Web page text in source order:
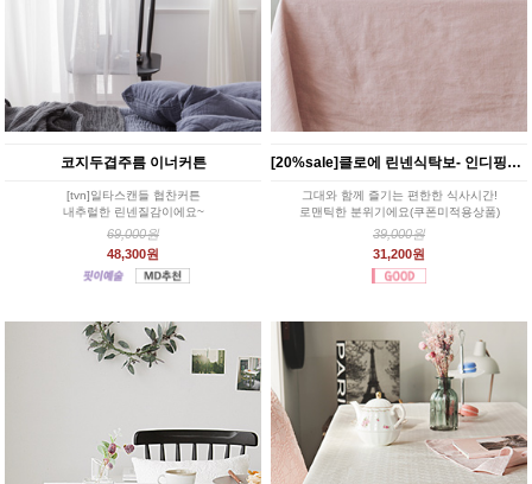
코지두겹주름 이너커튼
[tvn]일타스캔들 협찬커튼
내추럴한 린넨질감이에요~
69,000원
48,300원
[20%sale]클로에 린넨식탁보- 인디핑크(2size)
그대와 함께 즐기는 편한한 식사시간!
로맨틱한 분위기에요(쿠폰미적용상품)
39,000원
31,200원